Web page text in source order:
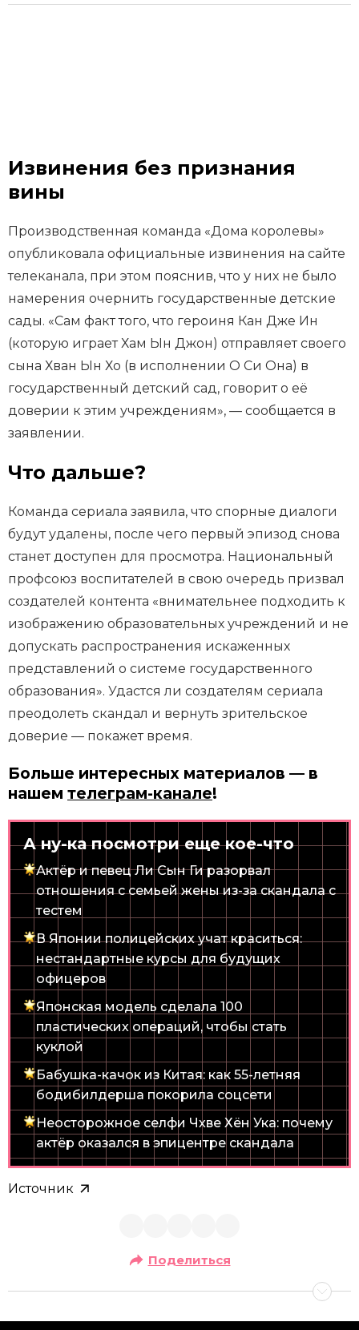
Извинения без признания
вины
Производственная команда «Дома королевы»
опубликовала официальные извинения на сайте
телеканала, при этом пояснив, что у них не было
намерения очернить государственные детские
сады. «Сам факт того, что героиня Кан Дже Ин
(которую играет Хам Ын Джон) отправляет своего
сына Хван Ын Хо (в исполнении О Си Она) в
государственный детский сад, говорит о её
доверии к этим учреждениям», — сообщается в
заявлении.
Что дальше?
Команда сериала заявила, что спорные диалоги
будут удалены, после чего первый эпизод снова
станет доступен для просмотра. Национальный
профсоюз воспитателей в свою очередь призвал
создателей контента «внимательнее подходить к
изображению образовательных учреждений и не
допускать распространения искаженных
представлений о системе государственного
образования». Удастся ли создателям сериала
преодолеть скандал и вернуть зрительское
доверие — покажет время.
Больше интересных материалов — в
нашем телеграм-канале!
А ну-ка посмотри еще кое-что
Актёр и певец Ли Сын Ги разорвал
отношения с семьей жены из-за скандала с
тестем
В Японии полицейских учат краситься:
нестандартные курсы для будущих
офицеров
Японская модель сделала 100
пластических операций, чтобы стать
куклой
Бабушка-качок из Китая: как 55-летняя
бодибилдерша покорила соцсети
Неосторожное селфи Чхве Хён Ука: почему
актёр оказался в эпицентре скандала
Источник
Поделиться